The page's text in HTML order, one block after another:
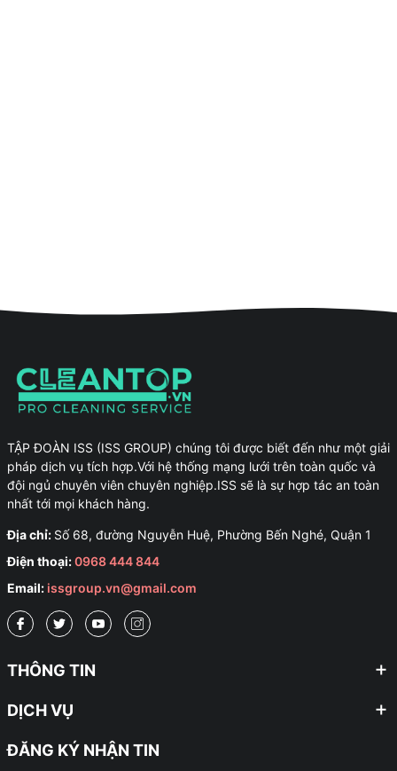
TẬP ĐOÀN ISS (ISS GROUP) chúng tôi được biết đến như một giải
pháp dịch vụ tích hợp.Với hệ thống mạng lưới trên toàn quốc và
đội ngủ chuyên viên chuyên nghiệp.ISS sẽ là sự hợp tác an toàn
nhất tới mọi khách hàng.
Địa chỉ: Số 68, đường Nguyễn Huệ, Phường Bến Nghé, Quận 1
Điện thoại:0968 444 844
Email: issgroup.vn@gmail.com
THÔNG TIN
DỊCH VỤ
ĐĂNG KÝ NHẬN TIN